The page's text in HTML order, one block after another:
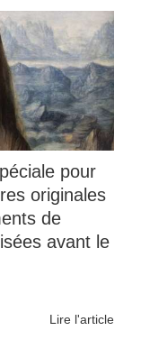
pour
originales
de
avant le
Lire l'article